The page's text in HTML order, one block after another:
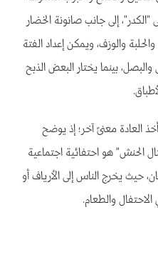
إلى جانب صانونة الخضار
والوزف، ويمكن إعداد الفتة
بينما يختار البعض الذبح
العادة معنىً آخر؛ إذ يوضح
الحنش” هو احتفائية اجتماعية
حيث يخرج الناس إلى الأرياف أو
والطعام.